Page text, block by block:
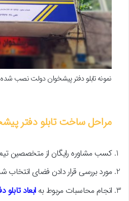
نمونه تابلو دفتر پیشخوان دولت نصب
مراحل ساخت تابلو دفتر
کسب مشاوره رایگان از متخصصین
مورد بررسی قرار دادن فضای انتخاب
انجام محاسبات مربوط بهابعاد تابلو